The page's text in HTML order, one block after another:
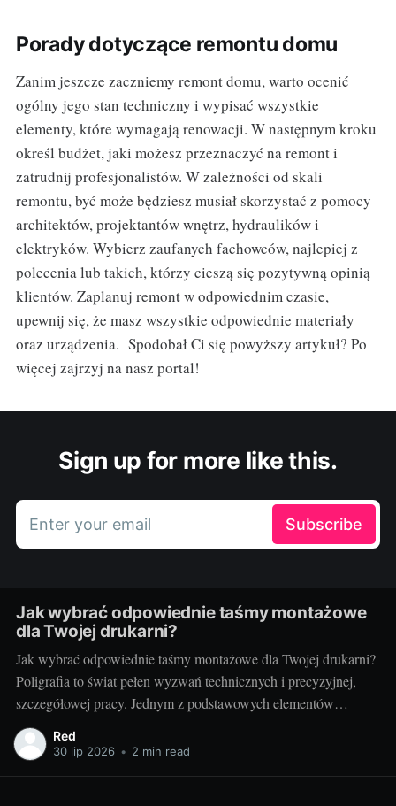
Porady dotyczące remontu domu
Zanim jeszcze zaczniemy remont domu, warto ocenić
ogólny jego stan techniczny i wypisać wszystkie
elementy, które wymagają renowacji. W następnym kroku
określ budżet, jaki możesz przeznaczyć na remont i
zatrudnij profesjonalistów. W zależności od skali
remontu, być może będziesz musiał skorzystać z pomocy
architektów, projektantów wnętrz, hydraulików i
elektryków. Wybierz zaufanych fachowców, najlepiej z
polecenia lub takich, którzy cieszą się pozytywną opinią
klientów. Zaplanuj remont w odpowiednim czasie,
upewnij się, że masz wszystkie odpowiednie materiały
oraz urządzenia. Spodobał Ci się powyższy artykuł? Po
więcej zajrzyj na nasz portal!
Sign up for more like this.
Enter your email Subscribe
Jak wybrać odpowiednie taśmy montażowe
dla Twojej drukarni?
Jak wybrać odpowiednie taśmy montażowe dla Twojej drukarni?
Poligrafia to świat pełen wyzwań technicznych i precyzyjnej,
szczegółowej pracy. Jednym z podstawowych elementów
procesu drukarskiego, niezależnie od techniki, są taśmy
montażowe. Właściwe ich doborowanie potrafi zdziałać cuda dla
Red
30 lip 2026 • 2 min read